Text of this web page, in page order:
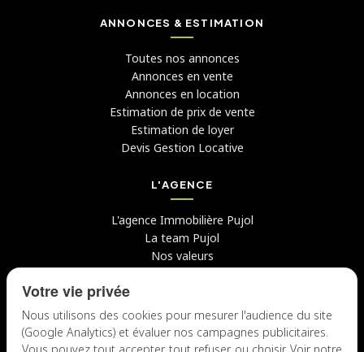
ANNONCES & ESTIMATION
Toutes nos annonces
Annonces en vente
Annonces en location
Estimation de prix de vente
Estimation de loyer
Devis Gestion Locative
L'AGENCE
L'agence Immobilière Pujol
La team Pujol
Nos valeurs
Candidater chez nous
NOUS CONTACTER
Votre vie privée
Nous utilisons des cookies pour mesurer l'audience du site
(Google Analytics) et évaluer nos campagnes publicitaires.